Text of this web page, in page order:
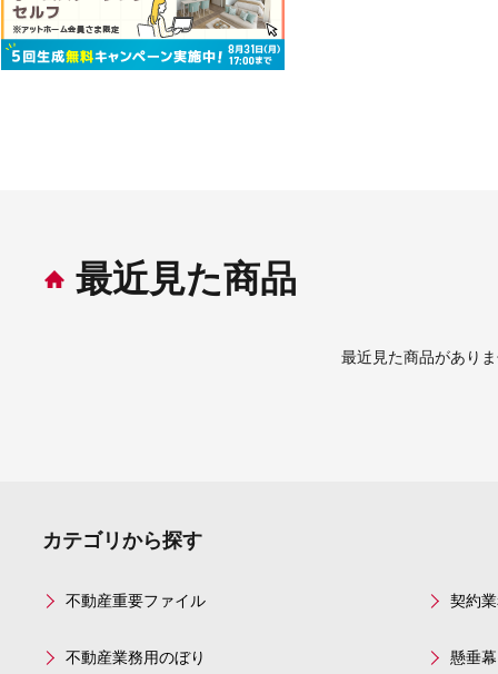
最近見た商品
最近見た商品があり
カテゴリから探す
不動産重要ファイル 契約
不動産業務用のぼり 懸垂